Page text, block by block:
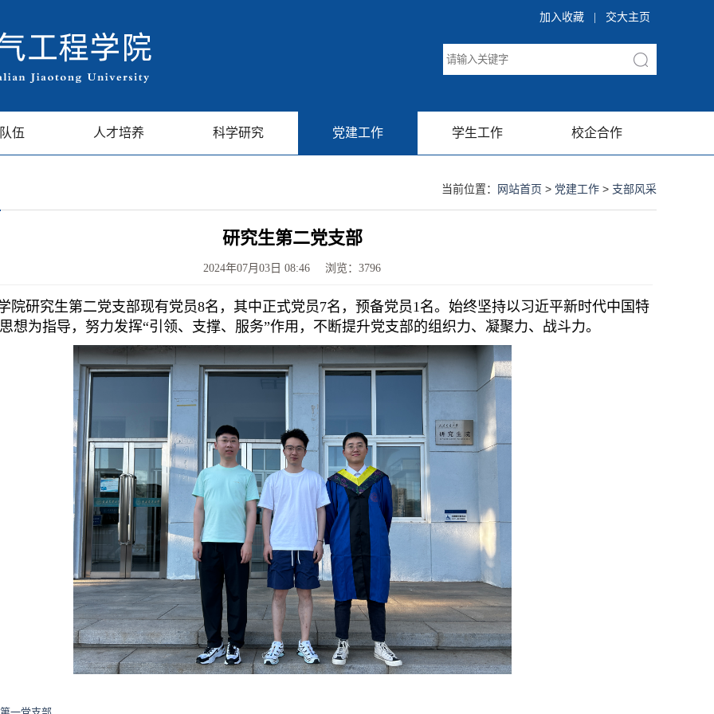
加入收藏 交大主页
伍 人才培养 科学研究 党建工作 学生工作 校企合作
当前位置： 网站首页 > 党建工作 > 支部风采
研究生第二党支部
2024年07月03日 08:46 浏览： 3796
院研究生第二党支部现有党员8名，其中正式党员7名，预备党员1名。始终坚持以习近平新时代中国特
想为指导，努力发挥“引领、支撑、服务”作用，不断提升党支部的组织力、凝聚力、战斗力。
一党支部